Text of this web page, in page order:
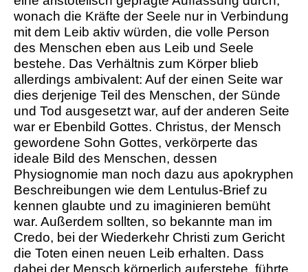
wonach die Kräfte der Seele nur in Verbindung
mit dem Leib aktiv würden, die volle Person
des Menschen eben aus Leib und Seele
bestehe. Das Verhältnis zum Körper blieb
allerdings ambivalent: Auf der einen Seite war
dies derjenige Teil des Menschen, der Sünde
und Tod ausgesetzt war, auf der anderen Seite
war er Ebenbild Gottes. Christus, der Mensch
gewordene Sohn Gottes, verkörperte das
ideale Bild des Menschen, dessen
Physiognomie man noch dazu aus apokryphen
Beschreibungen wie dem Lentulus-Brief zu
kennen glaubte und zu imaginieren bemüht
war. Außerdem sollten, so bekannte man im
Credo, bei der Wiederkehr Christi zum Gericht
die Toten einen neuen Leib erhalten. Dass